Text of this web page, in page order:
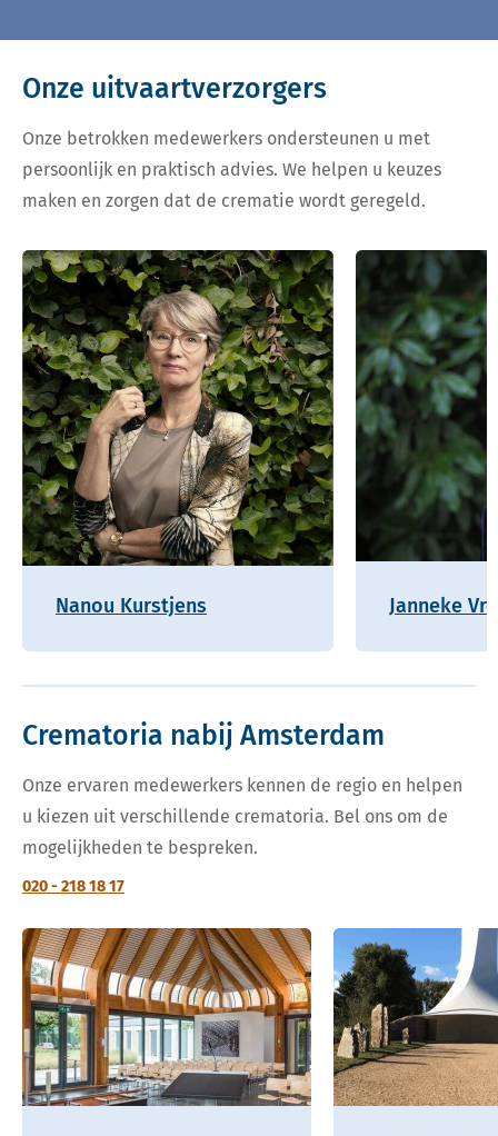
Onze uitvaartverzorgers
Onze betrokken medewerkers ondersteunen u met
persoonlijk en praktisch advies. We helpen u keuzes
maken en zorgen dat de crematie wordt geregeld.
Nanou Kurstjens Janneke
Crematoria nabij Amsterdam
Onze ervaren medewerkers kennen de regio en helpen
u kiezen uit verschillende crematoria. Bel ons om de
mogelijkheden te bespreken.
020 - 218 18 17